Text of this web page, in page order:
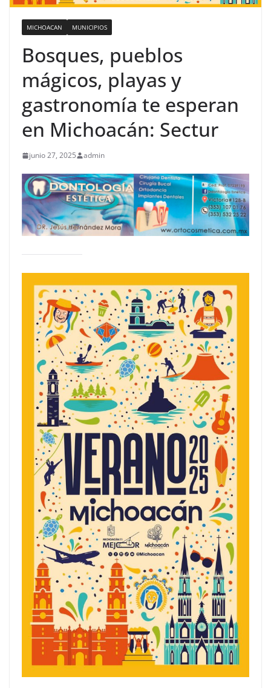
MICHOACAN MUNICIPIOS
Bosques, pueblos
mágicos, playas y
gastronomía te esperan
en Michoacán: Sectur
junio 27, 2025 admin